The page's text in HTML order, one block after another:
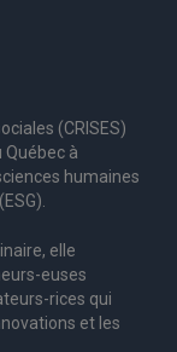
(CRISES)
Québec à
humaines
elle
-euses
-rices qui
et les